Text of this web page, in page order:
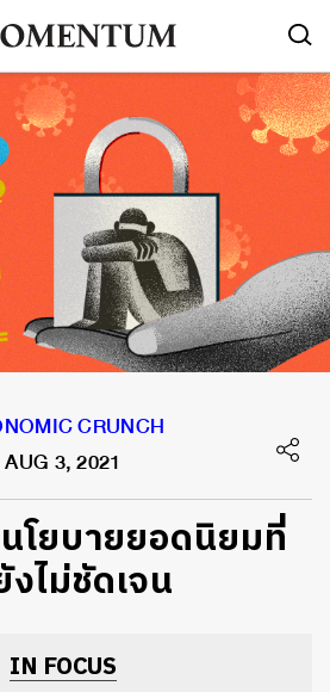
CRUNCH
AUG 3, 2021
โยบายยอดนิยมที่
ไม่ชัดเจน
IN FOCUS